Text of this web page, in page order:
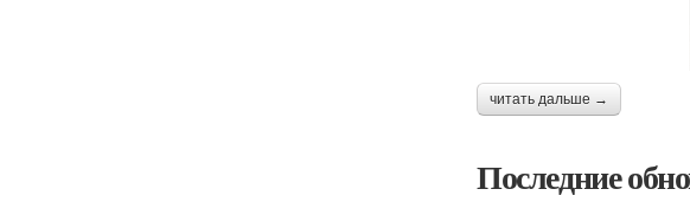
читать дальше →
Последние